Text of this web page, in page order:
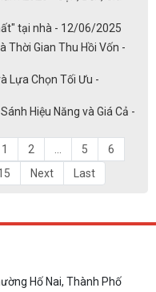
tại nhà - 12/06/2025
Thời Gian Thu Hồi Vốn -
Lựa Chọn Tối Ưu -
Hiệu Năng và Giá Cả -
1 2 5
6
Next Last
Hố Nai, Thành Phố